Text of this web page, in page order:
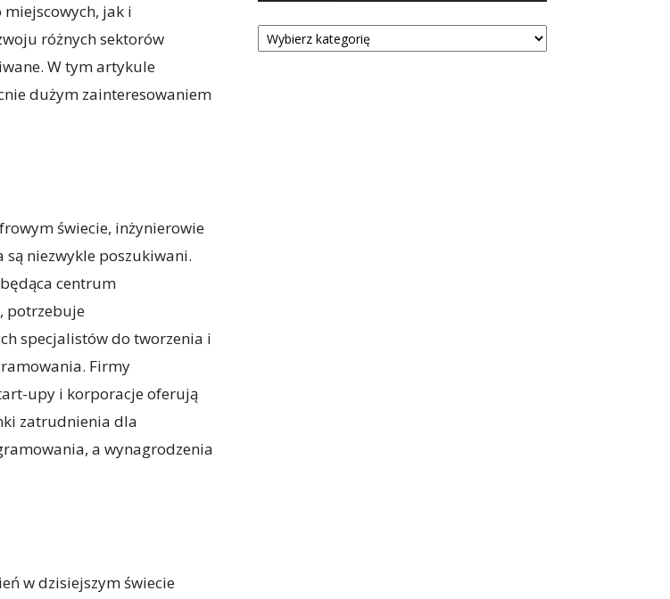
jak i
różnych sektorów
W tym artykule
dużym zainteresowaniem
świecie, inżynierowie
niezwykle poszukiwani.
centrum
potrzebuje
specjalistów do tworzenia i
Firmy
upy i korporacje oferują
zatrudnienia dla
a wynagrodzenia
w dzisiejszym świecie
Kategorie